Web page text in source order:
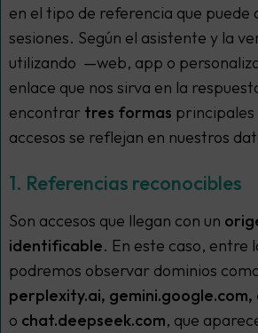
en el tipo de referencia que puede
sesiones. Según el asistente y la
utilizando —web, app o
enlace que nos sirva en la
encontrar tres formas principales
accesos se reflejan en nuestros
1. Referencias reconocibles
Son accesos que llegan con un
identificable. En este caso, entre
podremos observar dominios
perplexity.ai, gemini.google.com,
o chat.deepseek.com, que